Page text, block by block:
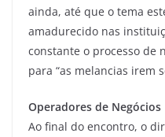
ainda, até que o tema
amadurecido nas
constante o processo de
para “as melancias irem
Operadores de Negócios
Ao final do encontro, o